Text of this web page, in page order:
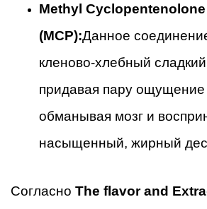
Methyl Cyclopentenolone
(MCP):Данное
кленово-хлебный сладкий
придавая пару ощущение
обманывая мозг и
насыщенный, жирный
Согласно The flavor and